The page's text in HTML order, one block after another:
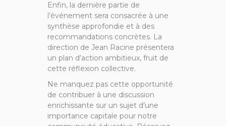
Enfin, la dernière partie de
l’événement sera consacrée à une
synthèse approfondie et à des
recommandations concrètes. La
direction de Jean Racine présentera
un plan d’action ambitieux, fruit de
cette réflexion collective.
Ne manquez pas cette opportunité
de contribuer à une discussion
enrichissante sur un sujet d’une
importance capitale pour notre